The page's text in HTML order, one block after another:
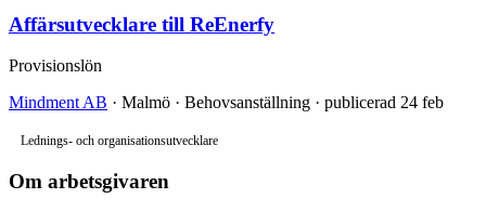
Affärsutvecklare till ReEnerfy
Provisionslön
Mindment AB · Malmö · Behovsanställning · publicerad 24 feb
Lednings- och organisationsutvecklare
Om arbetsgivaren